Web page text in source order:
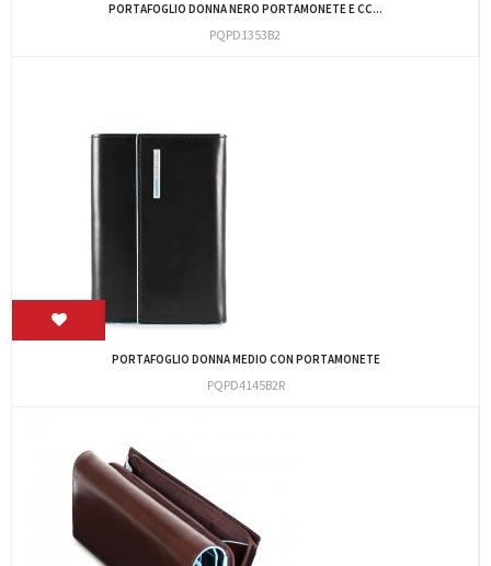
PORTAFOGLIO DONNA NERO PORTAMONETE E CC...
PQPD1353B2
PORTAFOGLIO DONNA MEDIO CON PORTAMONETE
PQPD4145B2R